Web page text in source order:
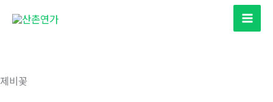
건
너
제비꽃